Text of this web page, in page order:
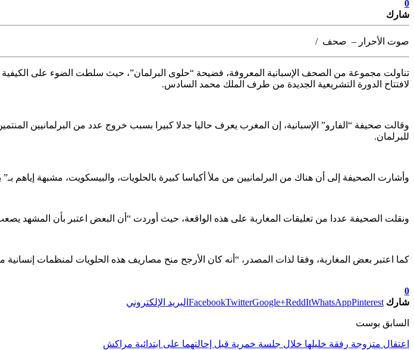
0
شارك
صوت الأحرار – صحف /
تناولت مجموعة من الصحف الإسبانية المعروفة، فضيحة “حلوى البرلمان”، حيث سلطت الضوء على الكيفية
لافتتاح الدورة التشريعية الجديدة من طرف الملك محمد السادس.
وقالت صحيفة “الفارو” الإسبانية، إن المغرب يعرف حاليا جدلا كبيرا بسبب خروج عدد من البرلمانيين
للبرلمان.
وأشارت الصحيفة إلى أن هناك من البرلمانيين من ملأ أكياسا كبيرة بالحلويات، والبيسكويت، مشبهة إياهم بـ”
ونقلت الصحيفة عددا من تعليقات المغاربة على هذه الواقعة، حيث أوردت “أن البعض اعتبر بأن المشهد
كما اعتبر بعض المغاربة، وفقا لذات المصدر، “أنه كان الأرجح منح مصاريف هذه الحلويات لمنظمات
0
شارك
FacebookTwitterGoogle+ReddItWhatsAppPinterest البريد الإلكتروني
السابق بوست
اعتقال متزوجة رفقة خليلها خلال جلسة خمرية قبل إحالتهما على ابتدائية مراكش